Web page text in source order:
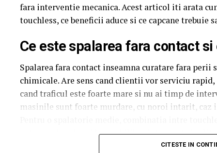
fara interventie mecanica. Acest articol iti arata
touchless, ce beneficii aduce si ce capcane trebuie
Ce este spalarea fara contact si
Spalarea fara contact inseamna curatare fara perii
chimicale. Are sens cand clientii vor serviciu
cand traficul este foarte mare si nu ai timp de
masinile sunt foarte murdare, cu noroi intarit, caz
extreme da cel mai bun echilibru intre cost si
CITESTE IN